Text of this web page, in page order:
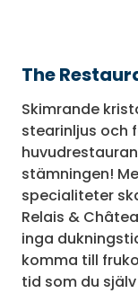
The
Skimrande
stearinljus och
stämningen!
specialiteter
Relais &
inga
komma till
tid som du